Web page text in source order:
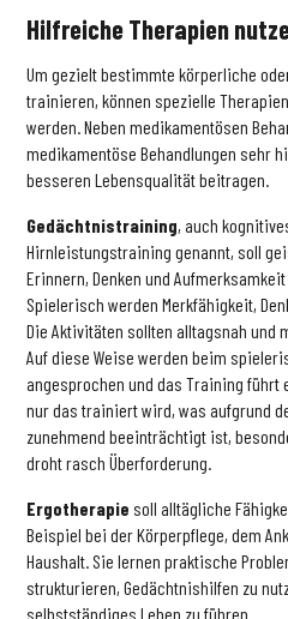
Hilfreiche Therapien
Um gezielt bestimmte körperliche
trainieren, können spezielle
werden. Neben medikamentösen
medikamentöse Behandlungen sehr
besseren Lebensqualität beitragen.
Gedächtnistraining, auch
Hirnleistungstraining genannt, soll
Erinnern, Denken und
Spielerisch werden Merkfähigkeit,
Die Aktivitäten sollten alltagsnah und
Auf diese Weise werden beim
angesprochen und das Training führt
nur das trainiert wird, was aufgrund
zunehmend beeinträchtigt ist,
droht rasch Überforderung.
Ergotherapie soll alltägliche
Beispiel bei der Körperpflege, dem
Haushalt. Sie lernen praktische
strukturieren, Gedächtnishilfen zu
selbstständiges Leben zu führen.